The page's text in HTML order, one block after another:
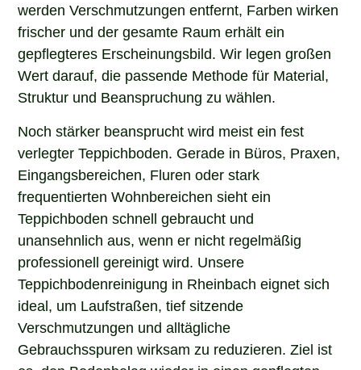
werden Verschmutzungen entfernt, Farben wirken
frischer und der gesamte Raum erhält ein
gepflegteres Erscheinungsbild. Wir legen großen
Wert darauf, die passende Methode für Material,
Struktur und Beanspruchung zu wählen.
Noch stärker beansprucht wird meist ein fest
verlegter Teppichboden. Gerade in Büros, Praxen,
Eingangsbereichen, Fluren oder stark
frequentierten Wohnbereichen sieht ein
Teppichboden schnell gebraucht und
unansehnlich aus, wenn er nicht regelmäßig
professionell gereinigt wird. Unsere
Teppichbodenreinigung in Rheinbach eignet sich
ideal, um Laufstraßen, tief sitzende
Verschmutzungen und alltägliche
Gebrauchsspuren wirksam zu reduzieren. Ziel ist